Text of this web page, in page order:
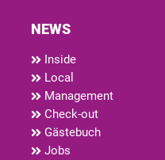
NEWS
Inside
Local
Management
Check-out
Gästebuch
Jobs